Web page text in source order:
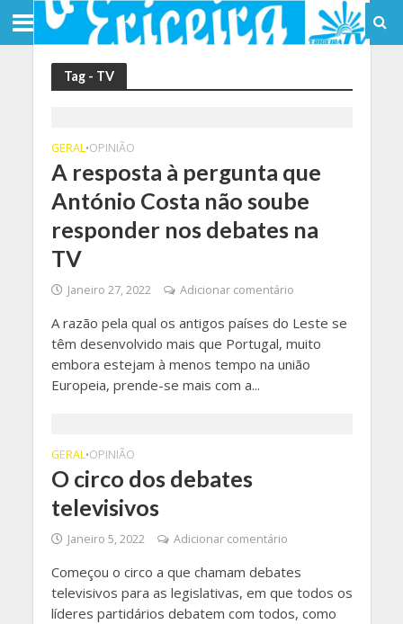
Tag - TV
GERAL•OPINIÃO
A resposta à pergunta que
António Costa não soube
responder nos debates na
TV
Janeiro 27, 2022 Adicionar comentário
A razão pela qual os antigos países do Leste se
têm desenvolvido mais que Portugal, muito
embora estejam à menos tempo na união
Europeia, prende-se mais com a...
GERAL•OPINIÃO
O circo dos debates
televisivos
Janeiro 5, 2022 Adicionar comentário
Começou o circo a que chamam debates
televisivos para as legislativas, em que todos os
líderes partidários debatem com todos, como